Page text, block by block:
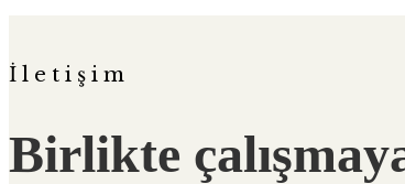
İletişim
Birlikte